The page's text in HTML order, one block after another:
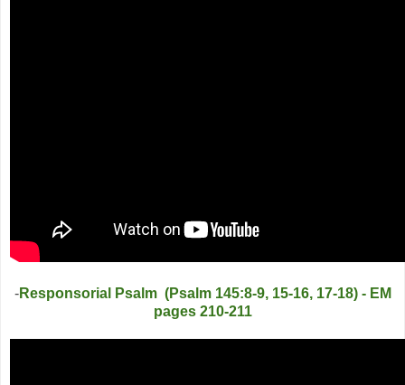
-Responsorial Psalm (Psalm 145:8-9, 15-16, 17-18) - EM
pages 210-211